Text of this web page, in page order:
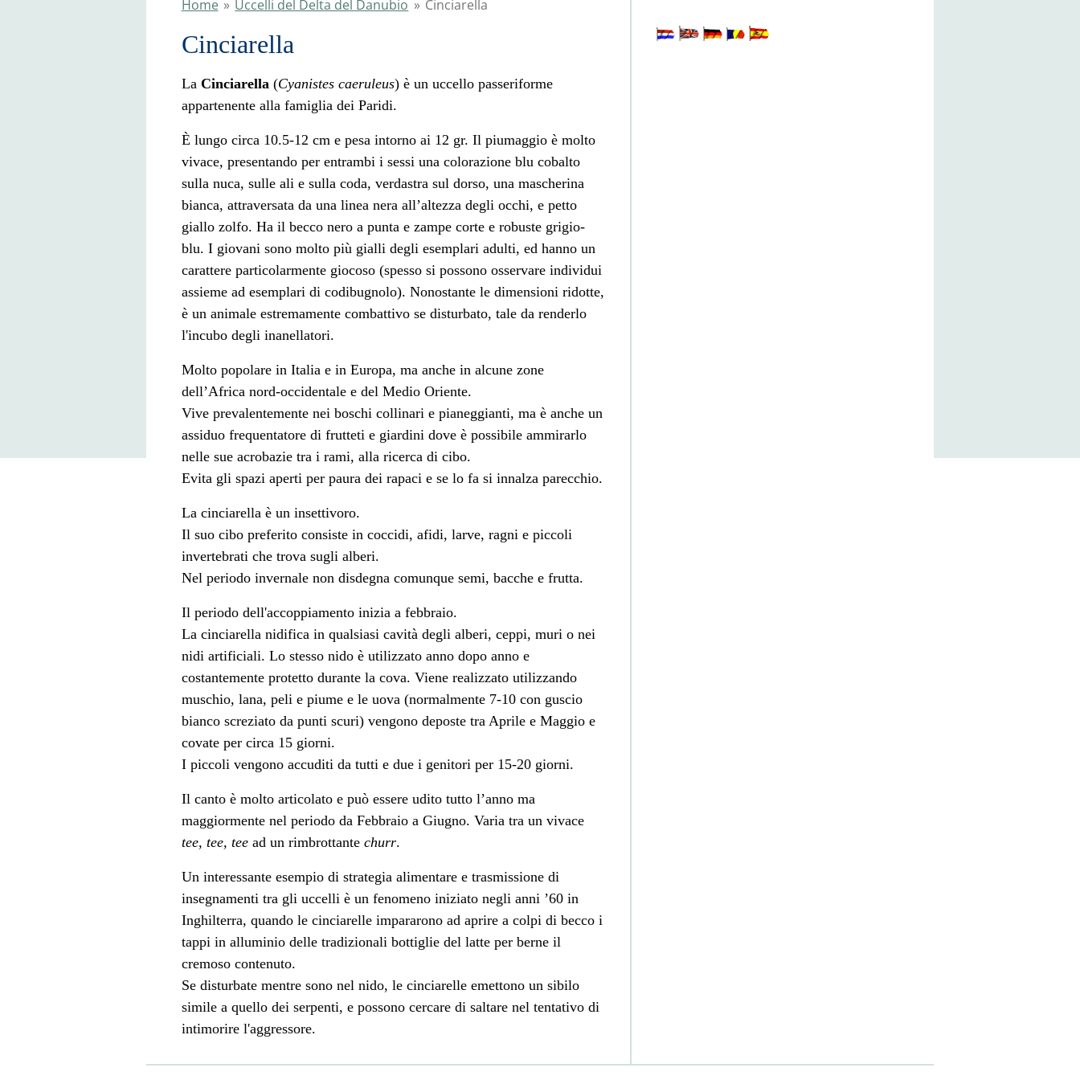
Home » Uccelli del Delta del Danubio » Cinciarella
Cinciarella
La Cinciarella(Cyanistes caeruleus) è un uccello passeriforme
appartenente alla famiglia dei Paridi.
È lungo circa 10.5-12 cm e pesa intorno ai 12 gr. Il piumaggio è molto
vivace, presentando per entrambi i sessi una colorazione blu cobalto
sulla nuca, sulle ali e sulla coda, verdastra sul dorso, una mascherina
bianca, attraversata da una linea nera all’altezza degli occhi, e petto
giallo zolfo. Ha il becco nero a punta e zampe corte e robuste grigio-
blu. I giovani sono molto più gialli degli esemplari adulti, ed hanno un
carattere particolarmente giocoso (spesso si possono osservare individui
assieme ad esemplari di codibugnolo). Nonostante le dimensioni ridotte,
è un animale estremamente combattivo se disturbato, tale da renderlo
l'incubo degli inanellatori.
Molto popolare in Italia e in Europa, ma anche in alcune zone
dell’Africa nord-occidentale e del Medio Oriente.
Vive prevalentemente nei boschi collinari e pianeggianti, ma è anche un
assiduo frequentatore di frutteti e giardini dove è possibile ammirarlo
nelle sue acrobazie tra i rami, alla ricerca di cibo.
Evita gli spazi aperti per paura dei rapaci e se lo fa si innalza parecchio.
La cinciarella è un insettivoro.
Il suo cibo preferito consiste in coccidi, afidi, larve, ragni e piccoli
invertebrati che trova sugli alberi.
Nel periodo invernale non disdegna comunque semi, bacche e frutta.
Il periodo dell'accoppiamento inizia a febbraio.
La cinciarella nidifica in qualsiasi cavità degli alberi, ceppi, muri o nei
nidi artificiali. Lo stesso nido è utilizzato anno dopo anno e
costantemente protetto durante la cova. Viene realizzato utilizzando
muschio, lana, peli e piume e le uova (normalmente 7-10 con guscio
bianco screziato da punti scuri) vengono deposte tra Aprile e Maggio e
covate per circa 15 giorni.
I piccoli vengono accuditi da tutti e due i genitori per 15-20 giorni.
Il canto è molto articolato e può essere udito tutto l’anno ma
maggiormente nel periodo da Febbraio a Giugno. Varia tra un vivace
tee, tee, teead un rimbrottante churr.
Un interessante esempio di strategia alimentare e trasmissione di
insegnamenti tra gli uccelli è un fenomeno iniziato negli anni ’60 in
Inghilterra, quando le cinciarelle impararono ad aprire a colpi di becco i
tappi in alluminio delle tradizionali bottiglie del latte per berne il
cremoso contenuto.
Se disturbate mentre sono nel nido, le cinciarelle emettono un sibilo
simile a quello dei serpenti, e possono cercare di saltare nel tentativo di
intimorire l'aggressore.